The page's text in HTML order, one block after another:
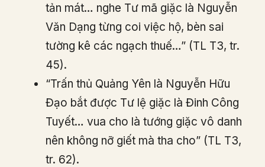
tản mát… nghe Tư mã giặc là Nguyễn
Văn Dạng từng coi việc hộ, bèn sai
tường kê các ngạch thuế…” (TL T3, tr.
45).
“Trấn thủ Quảng Yên là Nguyễn Hữu
Đạo bắt được Tư lệ giặc là Đinh Công
Tuyết… vua cho là tướng giặc vô danh
nên không nỡ giết mà tha cho” (TL T3,
tr. 62).